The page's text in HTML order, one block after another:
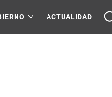
ACTUALIDAD